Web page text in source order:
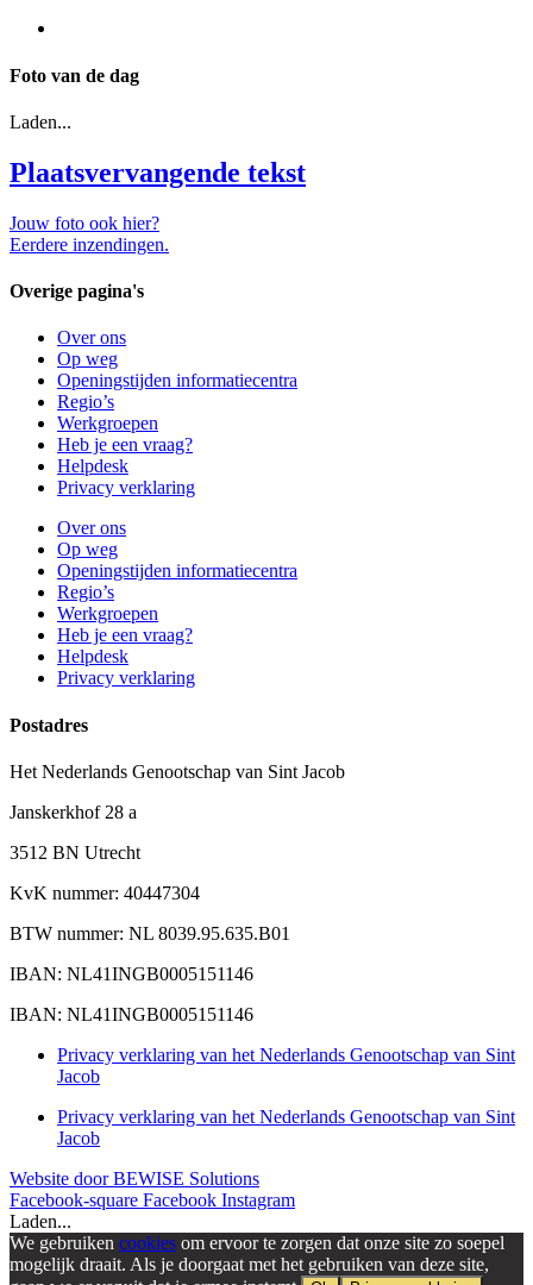
Foto van de dag
Laden...
Plaatsvervangende tekst
Jouw foto ook hier?
Eerdere inzendingen.
Overige pagina's
Over ons
Op weg
Openingstijden informatiecentra
Regio’s
Werkgroepen
Heb je een vraag?
Helpdesk
Privacy verklaring
Over ons
Op weg
Openingstijden informatiecentra
Regio’s
Werkgroepen
Heb je een vraag?
Helpdesk
Privacy verklaring
Postadres
Het Nederlands Genootschap van Sint Jacob
Janskerkhof 28 a
3512 BN Utrecht
KvK nummer: 40447304
BTW nummer: NL 8039.95.635.B01
IBAN: NL41INGB0005151146
IBAN: NL41INGB0005151146
Privacy verklaring van het Nederlands Genootschap van Sint
Jacob
Privacy verklaring van het Nederlands Genootschap van Sint
Jacob
Website door BEWISE Solutions
Facebook-square Facebook Instagram
Laden...
We gebruiken cookies om ervoor te zorgen dat onze site zo soepel
mogelijk draait. Als je doorgaat met het gebruiken van deze site,